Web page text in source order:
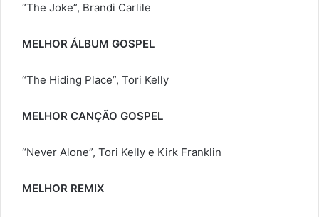
“The Joke”, Brandi Carlile
MELHOR ÁLBUM GOSPEL
“The Hiding Place”, Tori Kelly
MELHOR CANÇÃO GOSPEL
“Never Alone”, Tori Kelly e Kirk Franklin
MELHOR REMIX